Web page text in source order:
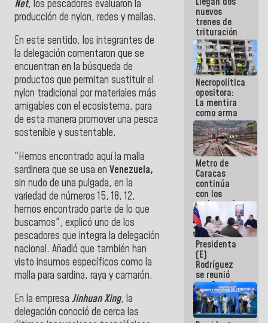
Net, los pescadores evaluaron la
producción de nylon, redes y mallas.
En este sentido, los integrantes de
la delegación comentaron que se
encuentran en la búsqueda de
productos que permitan sustituir el
nylon tradicional por materiales más
amigables con el ecosistema, para
de esta manera promover una pesca
sostenible y sustentable.
​"Hemos encontrado aquí la malla
sardinera que se usa en Venezuela,
sin nudo de una pulgada, en la
variedad de números 15, 18, 12,
hemos encontrado parte de lo que
buscamos", explicó uno de los
pescadores que integra la delegación
nacional. Añadió que también han
visto insumos específicos como la
malla para sardina, raya y camarón.
​En la empresa Jinhuan Xing, la
delegación conoció de cerca las
embarrarla
nuevos
trenes de
trituración
para
optimizar
manejo de
escombros
en La Guaira
Necropolítica
opositora:
La mentira
como arma
contra el
Pueblo
Metro de
Caracas
continúa
con los
trabajos de
mantenimiento
e inspección
en la Línea 2
Presidenta
(E)
Rodríguez
se reunió
con Estado
Mayor
Eléctrico
para